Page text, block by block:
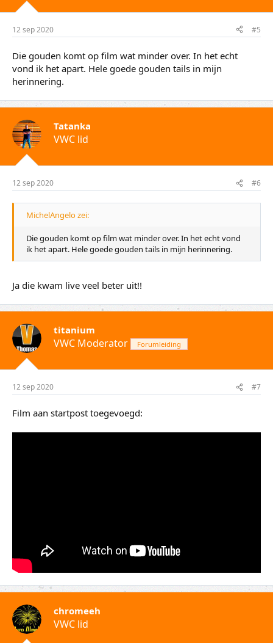
12 sep 2020 #5
Die gouden komt op film wat minder over. In het echt
vond ik het apart. Hele goede gouden tails in mijn
herinnering.
Tatanka
VWC lid
12 sep 2020 #6
MichelAngelo zei:
Die gouden komt op film wat minder over. In het echt vond
ik het apart. Hele goede gouden tails in mijn herinnering.
Ja die kwam live veel beter uit!!
titanium
VWC Moderator Forumleiding
12 sep 2020 #7
Film aan startpost toegevoegd:
chromeeh
VWC lid